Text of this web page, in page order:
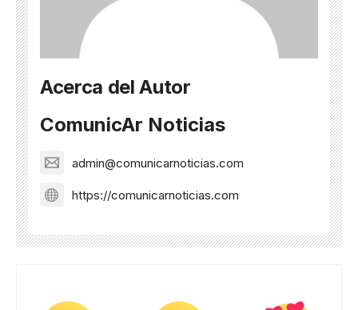
Acerca del Autor
ComunicAr Noticias
admin@comunicarnoticias.com
https://comunicarnoticias.com